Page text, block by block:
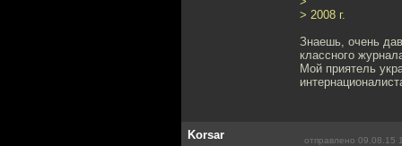
> 2008 г.
Знаешь, очень
классного
Мой приятель
Korsar отправлено 09.08.15